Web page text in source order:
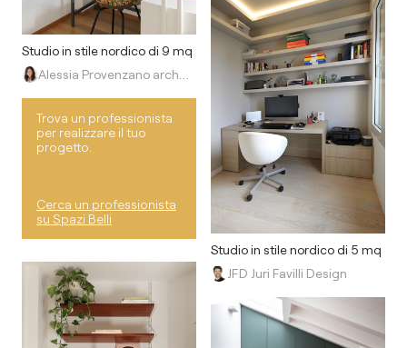
Studio in stile nordico di 9 mq
Trova un professionista
per realizzare il tuo
progetto.
Cerca un professionista
su Spazi Belli
Studio in stile nordico di 5 mq
JFD Juri Favilli Design